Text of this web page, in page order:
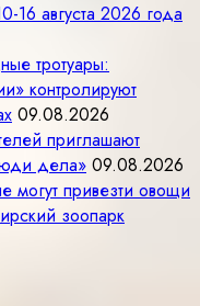
16 августа 2026 года
тротуары:
контролируют
09.08.2026
приглашают
дела» 09.08.2026
могут привезти овощи
зоопарк